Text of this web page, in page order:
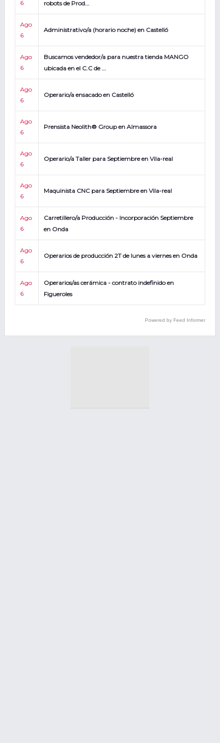
6
robots de Prod...
Ago
6
Administrativo/a (horario noche) en Castelló
Ago
6
Buscamos vendedor/a para nuestra tienda MANGO
ubicada en el C.C de ...
Ago
6
Operario/a ensacado en Castelló
Ago
6
Prensista Neolith® Group en Almassora
Ago
6
Operario/a Taller para Septiembre en Vila-real
Ago
6
Maquinista CNC para Septiembre en Vila-real
Ago
6
Carretillero/a Producción - Incorporación Septiembre
en Onda
Ago
6
Operarios de producción 2T de lunes a viernes en Onda
Ago
6
Operarios/as cerámica - contrato indefinido en
Figueroles
Powered by Feed Informer